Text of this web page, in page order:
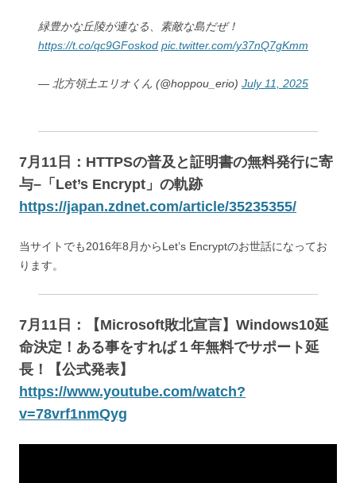
緑豊かな丘陵が連なる、素敵な島だぜ！
https://t.co/qc9GFoskod pic.twitter.com/y37nQ7gKmm
— 北方領土エリオくん (@hoppou_erio) July 11, 2025
7月11日：HTTPSの普及と証明書の無料発行に寄
与–「Let’s Encrypt」の軌跡
https://japan.zdnet.com/article/35235355/
当サイトでも2016年8月からLet’s Encryptのお世話になってお
ります。
7月11日：【Microsoft敗北宣言】Windows10延
命決定！ある事をすれば１年無料でサポート延
長！【公式発表】
https://www.youtube.com/watch?
v=78vrf1nmQyg